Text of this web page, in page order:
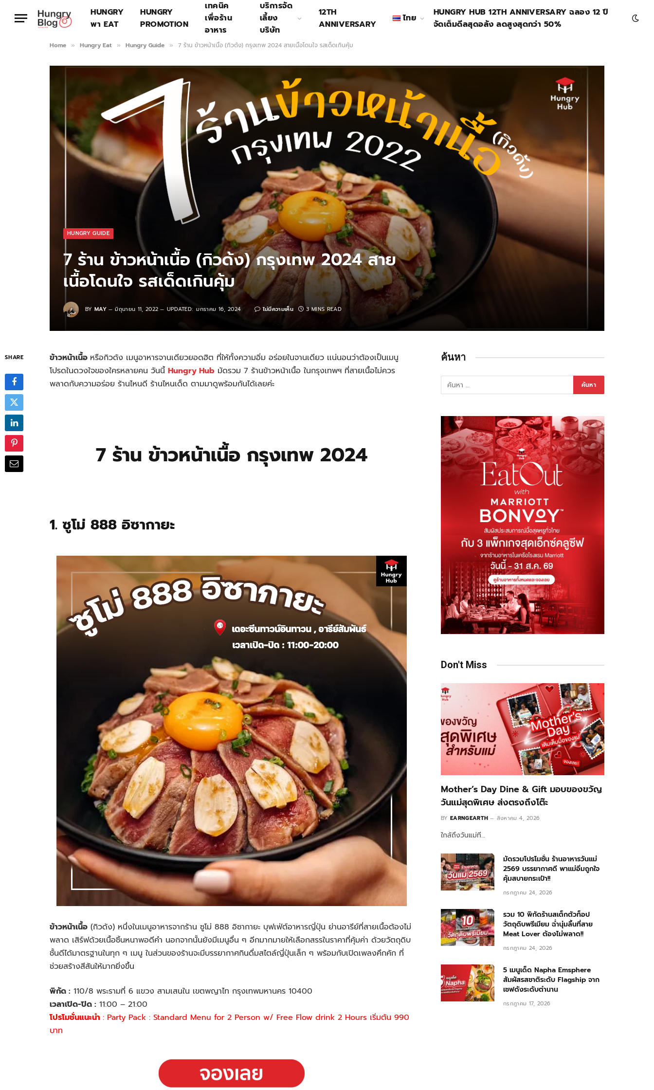
HUNGRY
พา EAT
HUNGRY
PROMOTION
เทคนิค
เพื่อร้าน
อาหาร
บริการจัด
เลี้ยง
บริษัท
12TH
ANNIVERSARY
ไทย
HUNGRY HUB 12TH ANNIVERSARY ฉลอง 12 ปี
จัดเต็มดีลสุดอลัง ลดสูงสุดกว่า 50%
Home » Hungry Eat » Hungry Guide » 7 ร้าน ข้าวหน้าเนื้อ (กิวด้ง) กรุงเทพ 2024 สายเนื้อโดนใจ รสเด็ดเกินคุ้ม
HUNGRY GUIDE
7 ร้าน ข้าวหน้าเนื้อ (กิวด้ง) กรุงเทพ 2024 สาย
เนื้อโดนใจ รสเด็ดเกินคุ้ม
BY MAY มิถุนายน 11, 2022 UPDATED: มกราคม 16, 2024 ไม่มีความเห็น 3 MINS READ
SHARE ข้าวหน้าเนื้อ หรือกิวด้ง เมนูอาหารจานเดียวยอดฮิต ที่ให้ทั้งความอิ่ม อร่อยในจานเดียว เเน่นอนว่าต้องเป็นเมนู
โปรดในดวงใจของใครหลายคน วันนี้ Hungry Hub มัดรวม 7 ร้านข้าวหน้าเนื้อ ในกรุงเทพฯ ที่สายเนื้อไม่ควร
พลาดกับความอร่อย ร้านไหนดี ร้านไหนเด็ด ตามมาดูพร้อมกันได้เลยค่ะ
7 ร้าน ข้าวหน้าเนื้อ กรุงเทพ 2024
1. ซูโม่ 888 อิซากายะ
ข้าวหน้าเนื้อ (กิวด้ง) หนึ่งในเมนูอาหารจากร้าน ซูโม่ 888 อิซากายะ บุฟเฟ่ต์อาหารญี่ปุ่น ย่านอารีย์ที่สายเนื้อต้องไม่
พลาด เสิร์ฟด้วยเนื้อชิ้นหนาพอดีคำ นอกจากนั้นยังมีเมนูอื่น ๆ อีกมากมายให้เลือกสรรในราคาที่คุ้มค่า ด้วยวัตถุดิบ
ชั้นดีได้มาตรฐานในทุก ๆ เมนู ในส่วนของร้านจะมีบรรยากาศกินดื่มสไตล์ญี่ปุ่นเล็ก ๆ พร้อมกับเปิดเพลงคึกคัก ที่
ช่วยสร้างสีสันให้มากยิ่งขึ้น
พิกัด : 110/8 พระรามที่ 6 แขวง สามเสนใน เขตพญาไท กรุงเทพมหานคร 10400
เวลาเปิด-ปิด : 11:00 – 21:00
โปรโมชั่นแนะนำ : Party Pack : Standard Menu for 2 Person w/ Free Flow drink 2 Hours เริ่มต้น 990
บาท
ค้นหา
Don't Miss
Mother’s Day Dine & Gift มอบของขวัญ
วันแม่สุดพิเศษ ส่งตรงถึงโต๊ะ
BY EARNGEARTH สิงหาคม 4, 2026
ใกล้ถึงวันแม่ที…
มัดรวมโปรโมชั่น ร้านอาหารวันแม่
2569 บรรยากาศดี พาแม่อิ่มถูกใจ
คุ้มสบายกระเป๋า!!
กรกฎาคม 24, 2026
รวม 10 พิกัดร้านสเต็กตัวท็อป
วัตถุดิบพรีเมียม ฉ่ำนุ่มลิ้นที่สาย
Meat Lover ต้องไม่พลาด!!
กรกฎาคม 24, 2026
5 เมนูเด็ด Napha Emsphere
สัมผัสรสชาติระดับ Flagship จาก
เชฟดังระดับตำนาน
กรกฎาคม 17, 2026